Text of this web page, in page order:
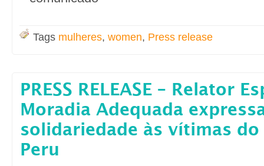
Tags mulheres, women, Press release
PRESS RELEASE – Relator
Moradia Adequada
solidariedade às vítimas
Peru